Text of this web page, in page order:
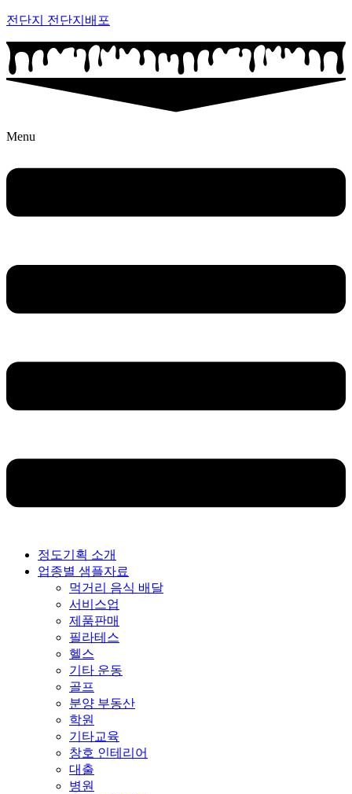
전단지 전단지배포
Menu
정도기획 소개
업종별 샘플자료
먹거리 음식 배달
서비스업
제품판매
필라테스
헬스
기타 운동
골프
분양 부동산
학원
기타교육
창호 인테리어
대출
병원